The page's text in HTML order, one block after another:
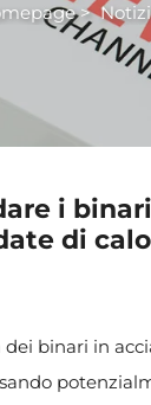
>
i
di
binari in